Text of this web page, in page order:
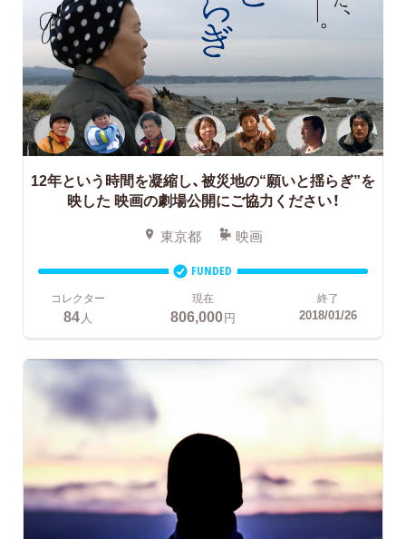
12年という時間を凝縮し、被災地の“願いと揺らぎ”を
映した 映画の劇場公開にご協力ください！
東京都 映画
FUNDED
コレクター
84 人
現在
806,000円
終了
2018/01/26